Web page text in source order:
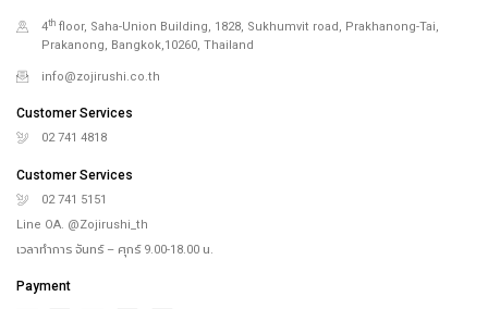
4th floor, Saha-Union Building, 1828, Sukhumvit road, Prakhanong-Tai,
Prakanong, Bangkok,10260, Thailand
info@zojirushi.co.th
Customer Services
02 741 4818
Customer Services
02 741 5151
Line OA. @Zojirushi_th
เวลาทำการ จันทร์ – ศุกร์ 9.00-18.00 น.
Payment